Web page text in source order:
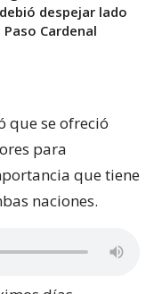
despejar lado
Cardenal
que se ofreció
para
que tiene
naciones.